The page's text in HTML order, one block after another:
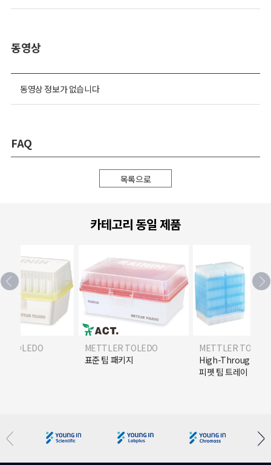
동영상
동영상 정보가 없습니다
FAQ
목록으로
카테고리 동일 제품
TOLEDO
METTLER TOLEDO
표준 팁 패키지
METTLER
High-Throughput
피펫 팁 트레이